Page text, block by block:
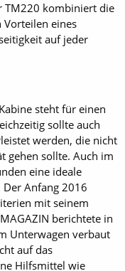
TM220 kombiniert die
Vorteilen eines
auf jeder
steht für einen
sollte auch
werden, die nicht
gehen sollte. Auch im
eine ideale
Der Anfang 2016
mit seinem
berichtete in
Unterwagen verbaut
auf das
Hilfsmittel wie